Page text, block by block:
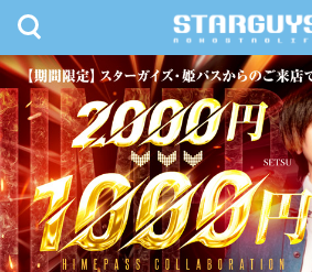
九州・沖縄 北海道・東北
toggle
navigation